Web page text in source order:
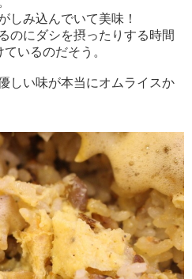
しみ込んでいて美味！
のにダシを摂ったりする時間
いるのだそう。
しい味が本当にオムライスか